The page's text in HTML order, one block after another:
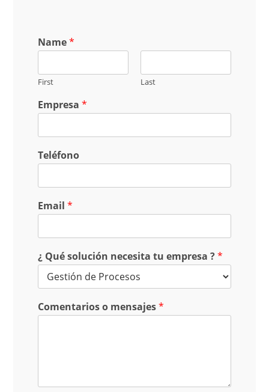
Name*
First Last
Empresa*
Teléfono
Email*
¿ Qué solución necesita tu empresa ?*
Comentarios o mensajes*